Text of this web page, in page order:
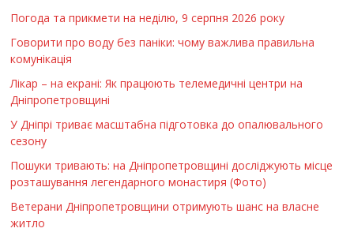
Погода та прикмети на неділю, 9 серпня 2026 року
Говорити про воду без паніки: чому важлива правильна
комунікація
Лікар – на екрані: Як працюють телемедичні центри на
Дніпропетровщині
У Дніпрі триває масштабна підготовка до опалювального
сезону
Пошуки тривають: на Дніпропетровщині досліджують місце
розташування легендарного монастиря (Фото)
Ветерани Дніпропетровщини отримують шанс на власне
житло